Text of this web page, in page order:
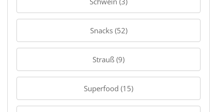
Snacks (52)
Strauß (9)
Superfood (15)